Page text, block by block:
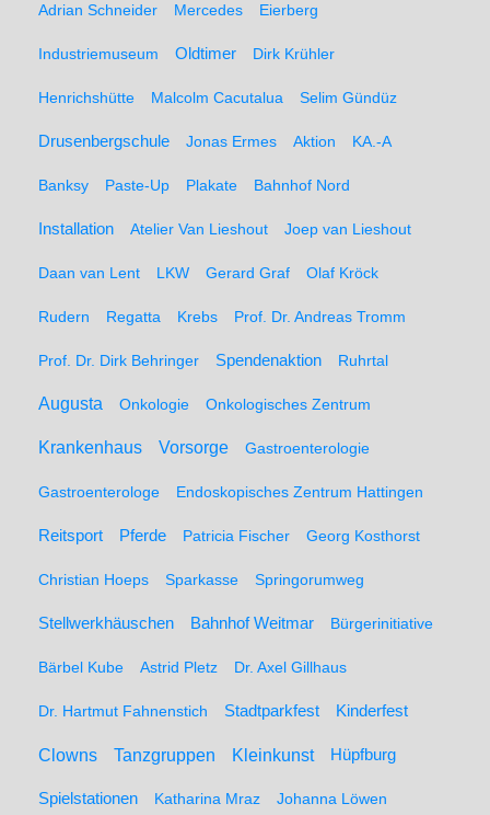
Adrian Schneider Mercedes Eierberg
Industriemuseum Oldtimer Dirk Krühler
Henrichshütte Malcolm Cacutalua Selim Gündüz
Drusenbergschule Jonas Ermes Aktion KA.-A
Banksy Paste-Up Plakate Bahnhof Nord
Installation Atelier Van Lieshout Joep van Lieshout
Daan van Lent LKW Gerard Graf Olaf Kröck
Rudern Regatta Krebs Prof. Dr. Andreas Tromm
Prof. Dr. Dirk Behringer Spendenaktion Ruhrtal
Augusta Onkologie Onkologisches Zentrum
Krankenhaus Vorsorge Gastroenterologie
Gastroenterologe Endoskopisches Zentrum Hattingen
Reitsport Pferde Patricia Fischer Georg Kosthorst
Christian Hoeps Sparkasse Springorumweg
Stellwerkhäuschen Bahnhof Weitmar Bürgerinitiative
Bärbel Kube Astrid Pletz Dr. Axel Gillhaus
Dr. Hartmut Fahnenstich Stadtparkfest Kinderfest
Clowns Tanzgruppen Kleinkunst Hüpfburg
Spielstationen Katharina Mraz Johanna Löwen